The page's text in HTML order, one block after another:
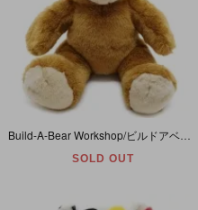
Build-A-Bear Workshop/ビルドアベアワークショップ・ぬいぐるみ・クマ・ブラウン・B・座った状態で高さ約27cm
SOLD OUT